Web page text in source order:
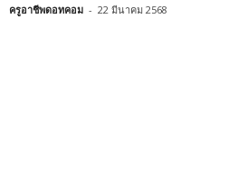
ครูอาชีพดอทคอม - 22 มีนาคม 2568